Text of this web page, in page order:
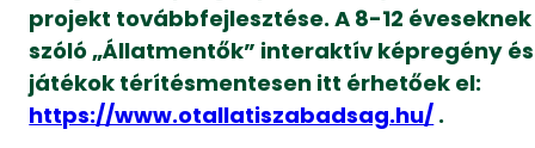
projekt továbbfejlesztése. A 8-12 éveseknek
szóló „Állatmentők” interaktív képregény és
játékok térítésmentesen itt érhetőek el:
https://www.otallatiszabadsag.hu/ .